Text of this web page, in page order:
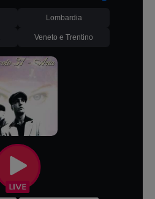
Lombardia
Veneto e Trentino